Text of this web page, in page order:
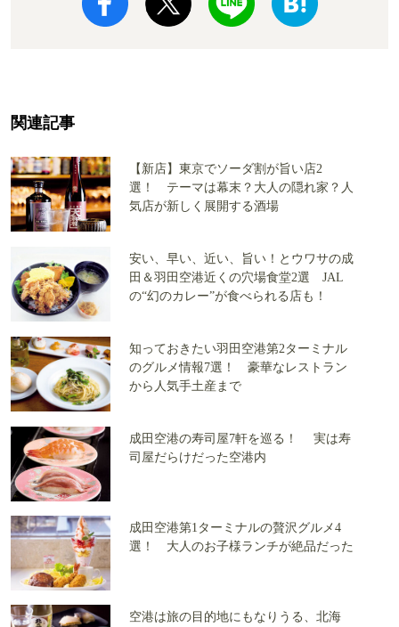
関連記事
【新店】東京でソーダ割が旨い店2
選！ テーマは幕末？大人の隠れ家？人
気店が新しく展開する酒場
安い、早い、近い、旨い！とウワサの成
田＆羽田空港近くの穴場食堂2選 JAL
の“幻のカレー”が食べられる店も！
知っておきたい羽田空港第2ターミナル
のグルメ情報7選！ 豪華なレストラン
から人気手土産まで
成田空港の寿司屋7軒を巡る！ 実は寿
司屋だらけだった空港内
成田空港第1ターミナルの贅沢グルメ4
選！ 大人のお子様ランチが絶品だった
空港は旅の目的地にもなりうる、北海